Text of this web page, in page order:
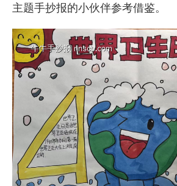
主题手抄报的小伙伴参考借鉴。